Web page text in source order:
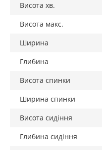
Висота хв.
Висота макс.
Ширина
Глибина
Висота спинки
Ширина спинки
Висота сидіння
Глибина сидіння